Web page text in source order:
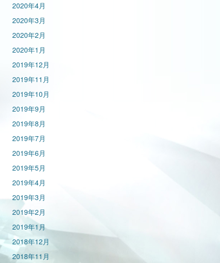
2020年4月
2020年3月
2020年2月
2020年1月
2019年12月
2019年11月
2019年10月
2019年9月
2019年8月
2019年7月
2019年6月
2019年5月
2019年4月
2019年3月
2019年2月
2019年1月
2018年12月
2018年11月